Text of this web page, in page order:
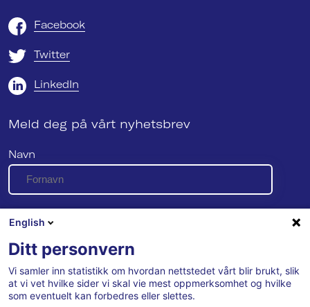
Facebook
Twitter
LinkedIn
Meld deg på vårt nyhetsbrev
Navn
E-post
Se vår personvernerklæring her
English
Ditt personvern
Vi samler inn statistikk om hvordan nettstedet vårt blir brukt, slik
at vi vet hvilke sider vi skal vie mest oppmerksomhet og hvilke
som eventuelt kan forbedres eller slettes.